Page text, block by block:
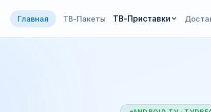
Главная ТВ-Пакеты ТВ-Приставки